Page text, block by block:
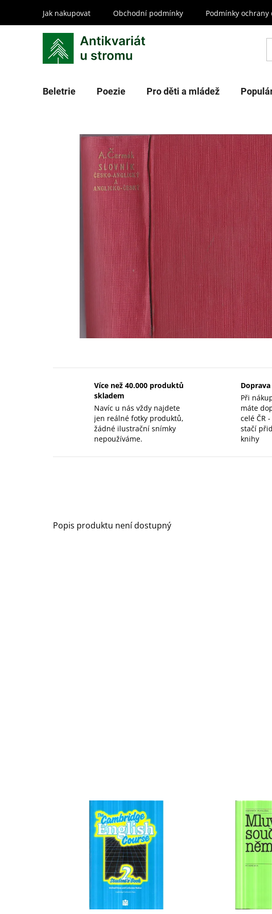
obsah
Jak nakupovat Obchodní podmínky Podmínky
Beletrie Poezie Pro děti a mládež
Více než 40.000 produktů
skladem
Navíc u nás vždy najdete
jen reálné fotky produktů,
žádné ilustrační snímky
nepoužíváme.
Při
máte
celé ČR
stačí
knihy
Popis produktu není dostupný